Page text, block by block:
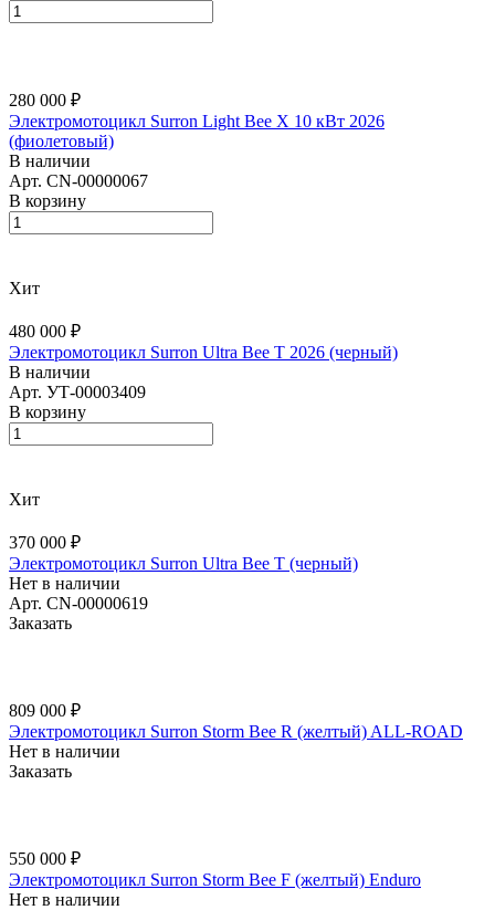
280 000 ₽
Электромотоцикл Surron Light Bee X 10 кВт 2026
(фиолетовый)
В наличии
Арт. CN-00000067
В корзину
Хит
480 000 ₽
Электромотоцикл Surron Ultra Bee T 2026 (черный)
В наличии
Арт. УТ-00003409
В корзину
Хит
370 000 ₽
Электромотоцикл Surron Ultra Bee T (черный)
Нет в наличии
Арт. CN-00000619
Заказать
809 000 ₽
Электромотоцикл Surron Storm Bee R (желтый) ALL-ROAD
Нет в наличии
Заказать
550 000 ₽
Электромотоцикл Surron Storm Bee F (желтый) Enduro
Нет в наличии